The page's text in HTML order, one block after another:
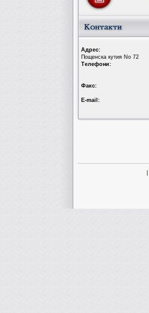
Aдрес:
Пощенска кутия No 72
Tелефони:
Факс:
Е-mail: